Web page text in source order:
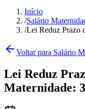
Início
/Salário
/Lei Reduz Prazo
Voltar para Salário
Lei Reduz
Maternidade: